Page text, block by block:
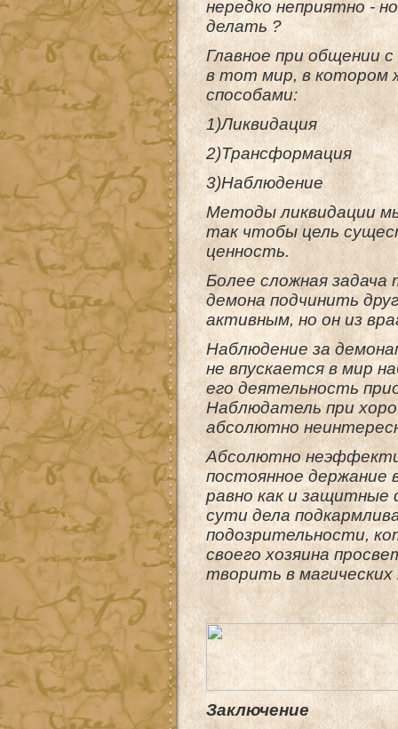
нередко неприятно -
делать ?
Главное при общении
в тот мир, в котором
способами:
1)Ликвидация
2)Трансформация
3)Наблюдение
Методы ликвидации
так чтобы цель
ценность.
Более сложная
демона подчинить
активным, но он из
Наблюдение за
не впускается в мир
его деятельность
Наблюдатель при
абсолютно
Абсолютно
постоянное держание
равно как и
сути дела
подозрительности,
своего хозяина
творить в
Заключение